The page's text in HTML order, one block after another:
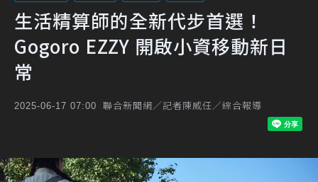
生活精算師的全新代步首選！
Gogoro EZZY 開啟小資移動新日
常
2025-06-17 07:00 聯合新聞網／記者陳威任／綜合報導